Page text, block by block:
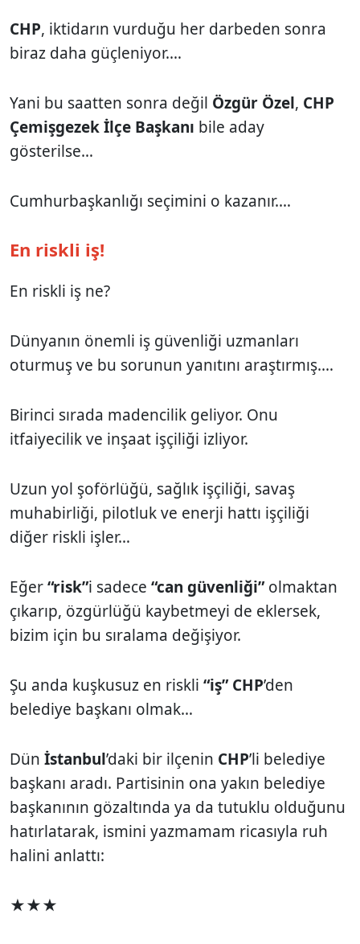
CHP, iktidarın vurduğu her darbeden sonra
biraz daha güçleniyor.…
Yani bu saatten sonra değil Özgür Özel, CHP
Çemişgezek İlçe Başkanı bile aday
gösterilse…
Cumhurbaşkanlığı seçimini o kazanır.…
En riskli iş!
En riskli iş ne?
Dünyanın önemli iş güvenliği uzmanları
oturmuş ve bu sorunun yanıtını araştırmış.…
Birinci sırada madencilik geliyor. Onu
itfaiyecilik ve inşaat işçiliği izliyor.
Uzun yol şoförlüğü, sağlık işçiliği, savaş
muhabirliği, pilotluk ve enerji hattı işçiliği
diğer riskli işler…
Eğer“risk”i sadece “can güvenliği”olmaktan
çıkarıp, özgürlüğü kaybetmeyi de eklersek,
bizim için bu sıralama değişiyor.
Şu anda kuşkusuz en riskli “iş” CHP’den
belediye başkanı olmak…
Dün İstanbul’daki bir ilçenin CHP’li belediye
başkanı aradı. Partisinin ona yakın belediye
başkanının gözaltında ya da tutuklu olduğunu
hatırlatarak, ismini yazmamam ricasıyla ruh
halini anlattı:
★★★